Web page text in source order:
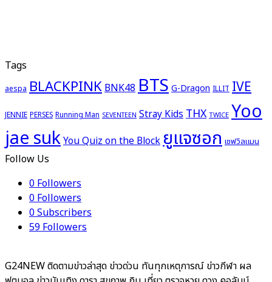
Tags
aespa BLACKPINK BNK48 BTSG-Dragon ILLIT IVE
JENNIE PERSES Running Man SEVENTEEN Stray Kids THX TWICE Yoo
jae sukYou Quiz on the Blockยูแจซอก เชฟวิลแมน
Follow Us
0 Followers
0 Followers
0Subscribers
59 Followers
G24NEW ติดตามข่าวล่าสุด ข่าวด่วน ทันทุกเหตุการณ์ ข่าวกีฬา ผล